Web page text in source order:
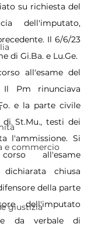
e commercio
giustizia
su richiesta del
dell'imputato,
Il 6/6/23
di Gi.Ba. e Lu.Ge.
all'esame del
Il Pm rinunciava
e la parte civile
di St.Mu., testi dei
l'ammissione. Si
all'esame
chiusa
della parte
dell'imputato
da verbale di